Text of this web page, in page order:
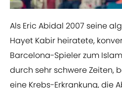
Als Eric Abidal 2007 seine
Hayet Kabir heiratete,
Barcelona-Spieler zum
durch sehr schwere Zeiten,
eine Krebs-Erkrankung, die